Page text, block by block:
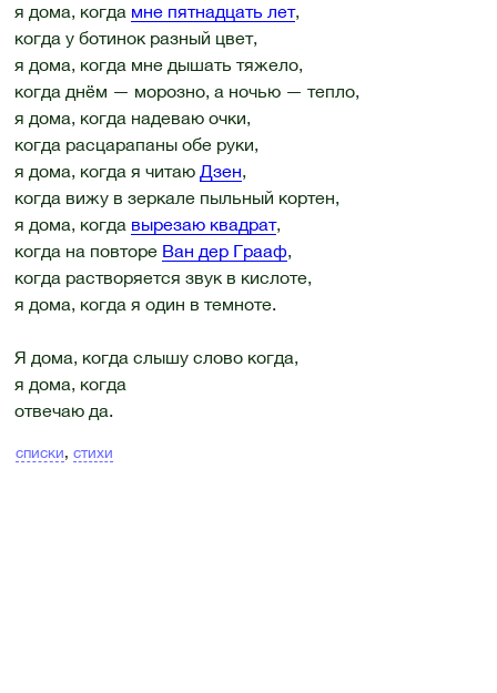
я дома, когда мне пятнадцать лет,
когда у ботинок разный цвет,
я дома, когда мне дышать тяжело,
когда днём — морозно, а ночью — тепло,
я дома, когда надеваю очки,
когда расцарапаны обе руки,
я дома, когда я читаю Дзен,
когда вижу в зеркале пыльный кортен,
я дома, когда вырезаю квадрат,
когда на повторе Ван дер Грааф,
когда растворяется звук в кислоте,
я дома, когда я один в темноте.
Я дома, когда слышу слово когда,
я дома, когда
отвечаю да.
списки, стихи